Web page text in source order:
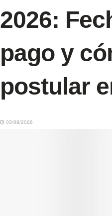
2026:
pago y
postular
03/08/2026